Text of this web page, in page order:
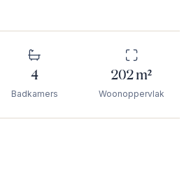
4
Badkamers
202m²
Woonoppervlak